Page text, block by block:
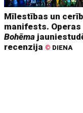
Mīlestības un
manifests. Operas
Bohēma
recenzija © DIENA